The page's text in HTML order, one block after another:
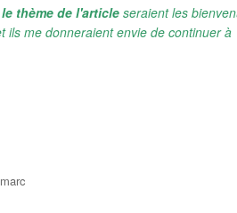
thème de l'article seraient les
ils me donneraient envie de continuer